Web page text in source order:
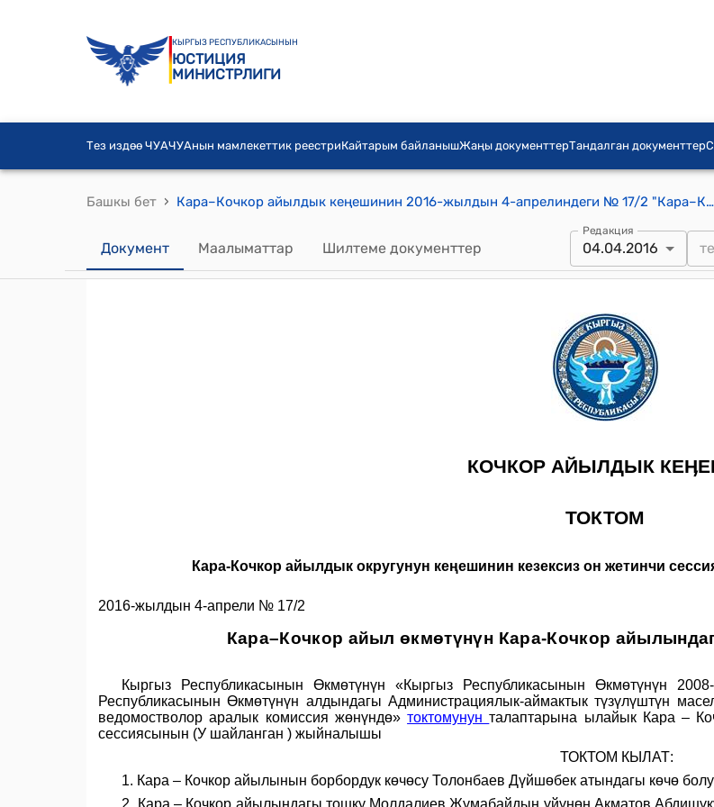
КЫРГЫЗ РЕСПУБЛИКАСЫНЫН
ЮСТИЦИЯ
МИНИСТРЛИГИ
Тез издөө ЧУАЧУАнын мамлекеттик реестриКайтарым байланышЖаңы документтерТандалган документтер
Башкы бет › Кара–Кочкор айылдык кеңешинин 2016-жылдын 4-апрелиндеги № 17/2 "Кара–Кочкор айыл өкмөтүнүн Кара-Кочкор айылындагы көчөлөргө ат коюу жөнүндө" токтому
Документ Маалыматтар Шилтеме документтер
Редакция
04.04.2016